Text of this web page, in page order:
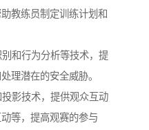
教练员制定训练计划和
和行为分析等技术，提
理潜在的安全威胁。
影技术，提供观众互动
等，提高观赛的参与